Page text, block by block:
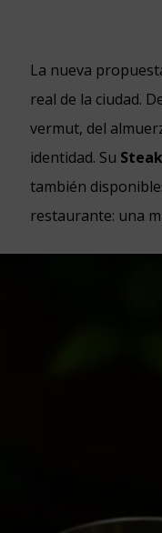
La nueva
real de la ciudad.
vermut, del
identidad. Su
también
restaurante: una